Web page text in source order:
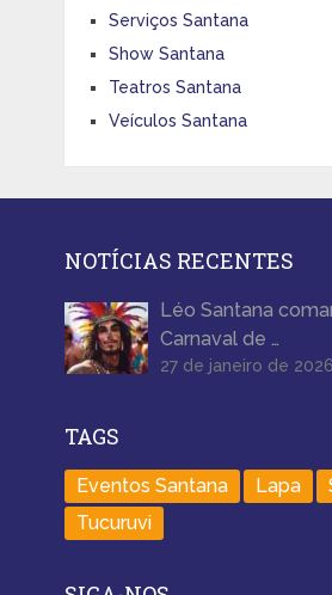
Serviços Santana
Show Santana
Teatros Santana
Veículos Santana
NOTÍCIAS RECENTES
Léo Santana
Carnaval de …
27 de janeiro de 2026
TAGS
Eventos Santana Lapa
Tucuruvi